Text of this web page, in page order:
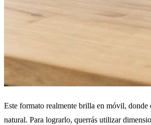
Este formato realmente brilla en móvil, donde
natural. Para lograrlo, querrás utilizar